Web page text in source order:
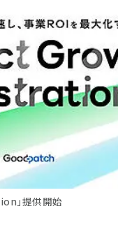
」提供開始